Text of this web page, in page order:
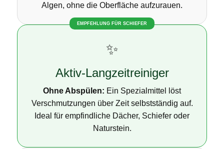
Algen, ohne die Oberfläche aufzurauen.
EMPFEHLUNG FÜR SCHIEFER
✨
Aktiv-Langzeitreiniger
Ohne Abspülen: Ein Spezialmittel löst
Verschmutzungen über Zeit selbstständig auf.
Ideal für empfindliche Dächer, Schiefer oder
Naturstein.